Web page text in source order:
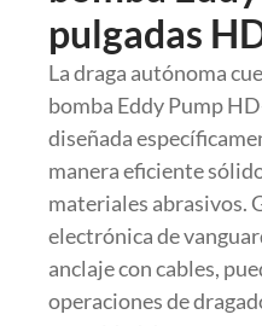
pulgadas
La draga autónoma
bomba Eddy Pump
diseñada
manera eficiente
materiales abrasivos.
electrónica de
anclaje con cables,
operaciones de